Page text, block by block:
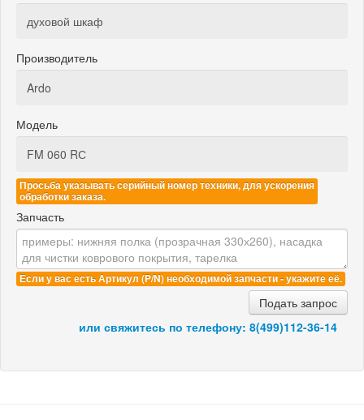
Производитель
Модель
Просьба указывать серийный номер техники, для ускорения
обработки заказа.
Запчасть
Если у вас есть Артикул (P/N) необходимой запчасти - укажите её.
Подать запрос
или свяжитесь по телефону: 8(499)112-36-14